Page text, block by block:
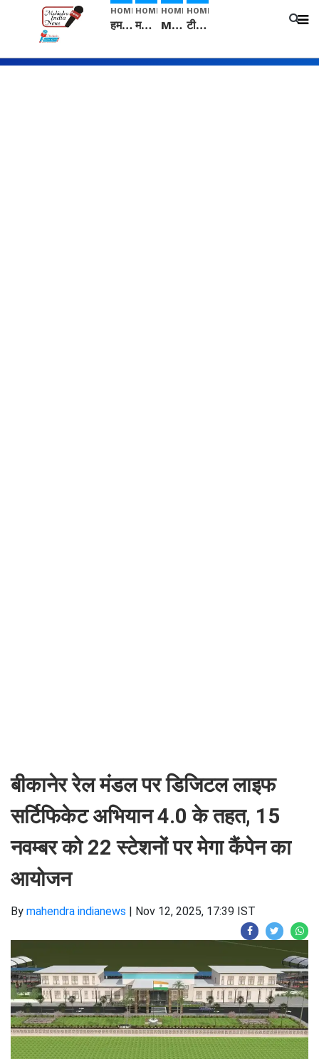
HOME
हम सनातनी..." सांसद kangana Ranaut से क्या बोली लड़की? Viral Jantar-Mantar | CJP protest
HOME
मनीषा हत्याकांड: हत्या, आत्महत्या या कोई बड़ा राज? | Full Story | Josh Haryana
HOME
Mangalsutra: हिंदू धर्म में शादी के बाद मंगलसूत्र क्यों पहनती है महिलाएं, किसने शुरु की ये परंपरा
HOME
टीम बीकेई ने एग्रीकल्चर ग्रेड की यूरिया खाद गट्टों में बदलकर टेक्निकल ग्रेड में बेचने वालों पर करवाई कार्रवाई: लखविंदर सिंह औलख
बीकानेर रेल मंडल पर डिजिटल लाइफ
सर्टिफिकेट अभियान 4.0 के तहत, 15
नवम्बर को 22 स्टेशनों पर मेगा कैंपेन का
आयोजन
By mahendra indianews | Nov 12, 2025, 17:39 IST